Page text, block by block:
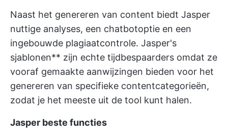
Naast het genereren van content biedt Jasper
nuttige analyses, een chatbotoptie en een
ingebouwde plagiaatcontrole. Jasper's
sjablonen** zijn echte tijdbespaarders omdat ze
vooraf gemaakte aanwijzingen bieden voor het
genereren van specifieke contentcategorieën,
zodat je het meeste uit de tool kunt halen.
Jasper beste functies